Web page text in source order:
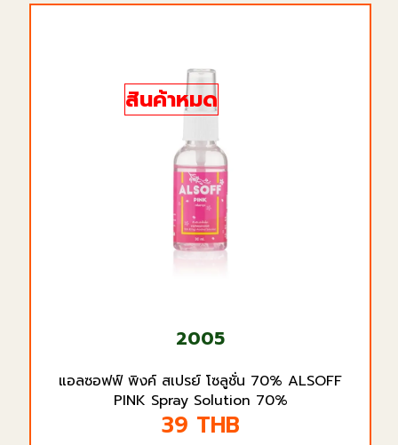
สินค้าหมด
2005
แอลซอฟฟ์ พิงค์ สเปรย์ โซลูชั่น 70% ALSOFF
PINK Spray Solution 70%
39 THB